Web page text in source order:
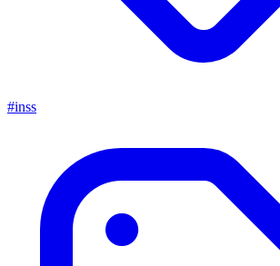
#inss